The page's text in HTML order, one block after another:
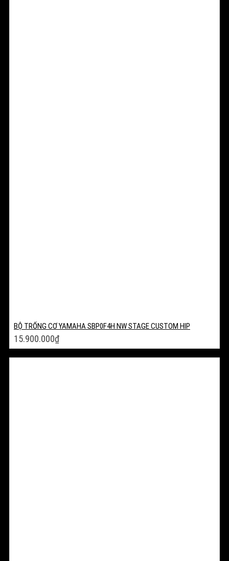
BỘ TRỐNG CƠ YAMAHA SBP0F4H NW STAGE CUSTOM HIP
15.900.000₫